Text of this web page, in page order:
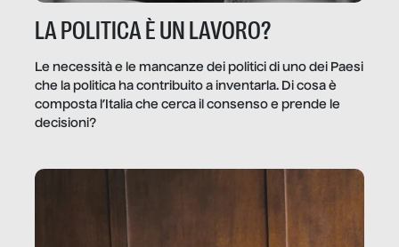
LA POLITICA È UN LAVORO?
Le necessità e le mancanze dei politici di uno dei Paesi
che la politica ha contribuito a inventarla. Di cosa è
composta l’Italia che cerca il consenso e prende le
decisioni?